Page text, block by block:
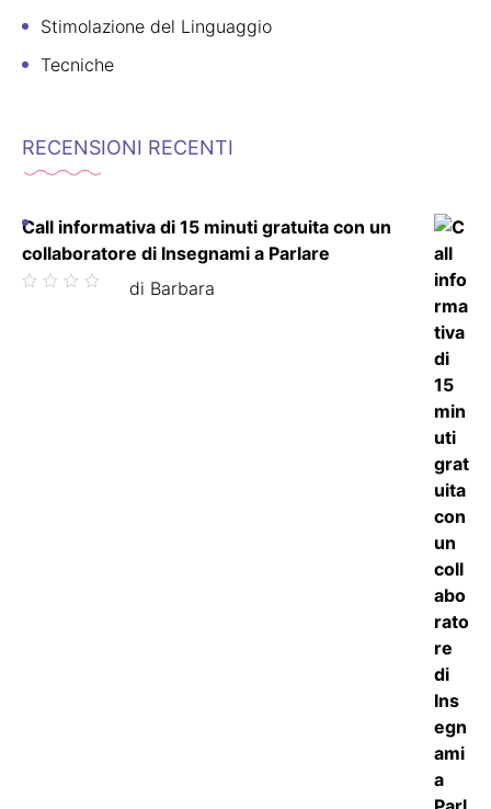
Stimolazione del Linguaggio
Tecniche
RECENSIONI RECENTI
Call informativa di 15 minuti gratuita con un
collaboratore di Insegnami a Parlare
Valutato di Barbara